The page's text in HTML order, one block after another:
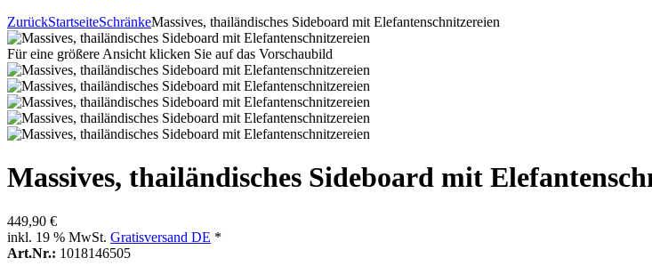
ZurückStartseiteSchränkeMassives, thailändisches Sideboard mit Elefantenschnitzereien
Für eine größere Ansicht klicken Sie auf das Vorschaubild
Massives, thailändisches Sideboard mit
449,90 €
inkl. 19 % MwSt. Gratisversand DE *
Art.Nr.: 1018146505